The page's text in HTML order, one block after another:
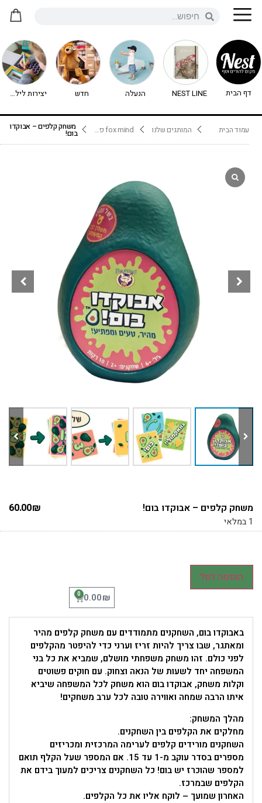
דף הבית NEST LINE הנעלה חדש יצירות לילדים - יצירה לילדים
עמוד הבית המותגים שלנו fox mind פוקס מיינד משחק קלפים – אבוקדו
בום!
משחק קלפים – אבוקדו בום! 60.00₪
1 במלאי
הוספה לסל
0.00₪
0
באבוקדו בום, השחקנים מתמודדים עם משחק קלפים מהיר
ומאתגר, שבו צריך להיות זריז וערני כדי להיפטר מהקלפים
לפני כולם. זהו משחק משפחתי מושלם, שמביא את כל בני
המשפחה יחד לשעות של הנאה וצחוק. עם חוקים פשוטים
וקלות משחק, אבוקדו בום הוא משחק לכל המשפחה שיביא
איתו הרבה שמחה ואווירה טובה לכל ערב משחקים!
מהלך המשחק:
מחלקים את הקלפים בין השחקנים.
השחקנים מורידים קלפים לערימה המרכזית ומכריזים
מספרים בסדר עוקב מ-1 עד 15. אם המספר שעל הקלף תואם
למספר שהוכרז יש בום! כל השחקנים צריכים למעוך בידם את
הקלפים שבמרכז.
האחרון שמועך – לוקח אליו את כל הקלפים.